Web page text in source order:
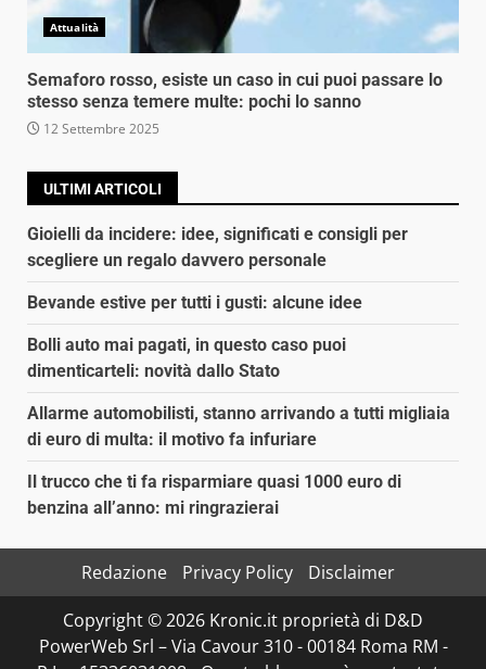
Attualità
Semaforo rosso, esiste un caso in cui puoi passare lo
stesso senza temere multe: pochi lo sanno
12 Settembre 2025
ULTIMI ARTICOLI
Gioielli da incidere: idee, significati e consigli per
scegliere un regalo davvero personale
Bevande estive per tutti i gusti: alcune idee
Bolli auto mai pagati, in questo caso puoi
dimenticarteli: novità dallo Stato
Allarme automobilisti, stanno arrivando a tutti migliaia
di euro di multa: il motivo fa infuriare
Il trucco che ti fa risparmiare quasi 1000 euro di
benzina all’anno: mi ringrazierai
Redazione Privacy Policy
Disclaimer
Copyright © 2026 Kronic.it proprietà di D&D
PowerWeb Srl – Via Cavour 310 - 00184 Roma RM -